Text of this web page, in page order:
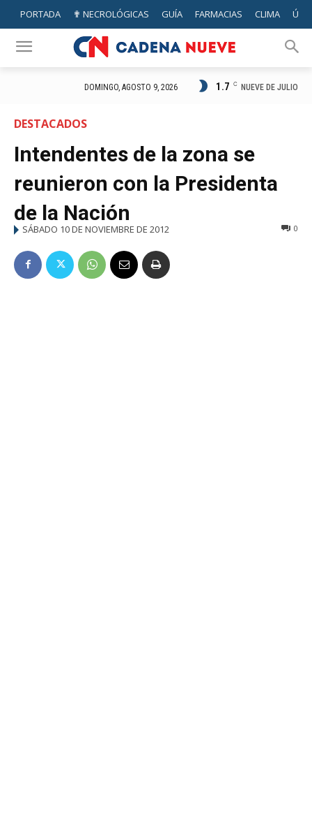
PORTADA ✟ NECROLÓGICAS GUÍA FARMACIAS CLIMA
DOMINGO, AGOSTO 9, 2026 1.7 C NUEVE DE JULIO
DESTACADOS
Intendentes de la zona se
reunieron con la Presidenta
de la Nación
SÁBADO 10 DE NOVIEMBRE DE 2012 0